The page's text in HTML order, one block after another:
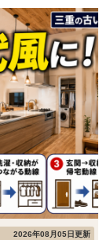
2026年08月05日更新